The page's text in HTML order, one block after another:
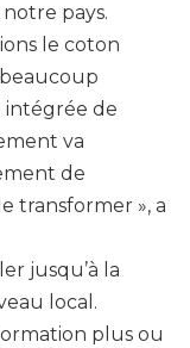
pays.
le coton
intégrée de
va
de
transformer », a
jusqu’à la
local.
plus ou